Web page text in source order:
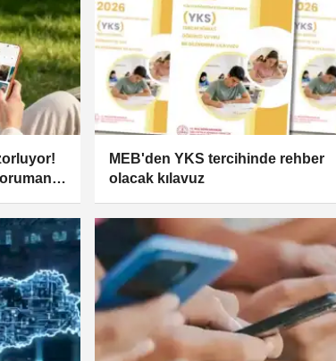
MEB'den YKS tercihinde rehber
olacak kılavuz